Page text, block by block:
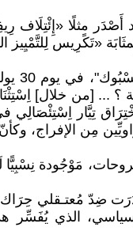
مثلًا «إِئْتِلَاف
ذلك الْاِسْتِـثْنَاء (مِن إِطْلَاق السَّرَاح)
... [من خلال]
تِيَّار اِسْتِئْصَالِي
مِن الإفراج، وكأنّ
مَوْجُودة
السِجنية الـقاسية جِدًّا (15 عامًا أو أكثر)
الذي يُفَسِّر